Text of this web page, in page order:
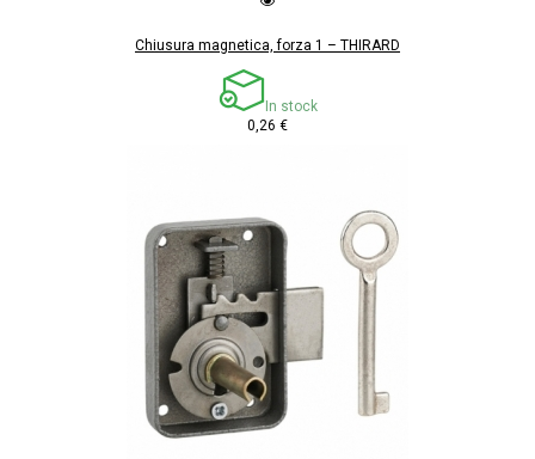
Chiusura magnetica, forza 1 – THIRARD
In stock
0,26 €